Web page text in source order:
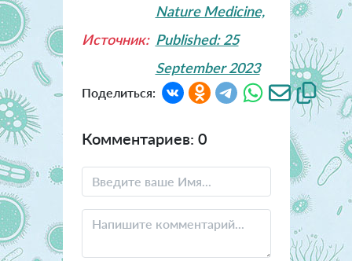
Источник:
Nature Medicine,
Published: 25
September 2023
Поделиться:
Комментариев: 0